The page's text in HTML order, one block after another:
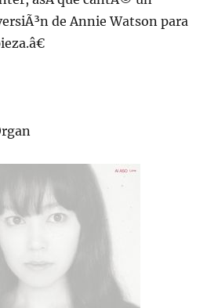
de Annie Watson para